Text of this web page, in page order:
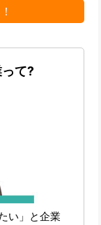
て?
い」と企業